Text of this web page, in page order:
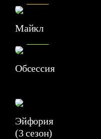
Майкл
Обсессия
Эйфория
(3 сезон)